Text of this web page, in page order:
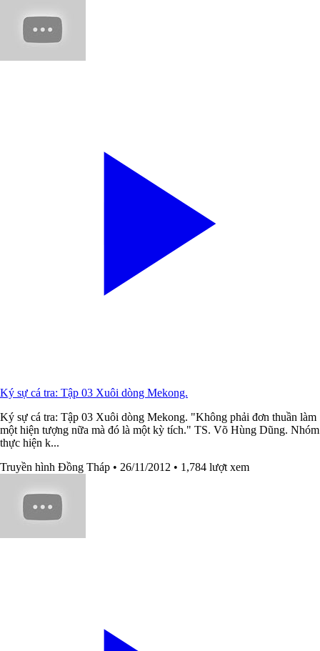
Ký sự cá tra: Tập 03 Xuôi dòng Mekong.
Ký sự cá tra: Tập 03 Xuôi dòng Mekong. "Không phải đơn thuần làm
một hiện tượng nữa mà đó là một kỳ tích." TS. Võ Hùng Dũng. Nhóm
thực hiện k...
Truyền hình Đồng Tháp • 26/11/2012 • 1,784 lượt xem